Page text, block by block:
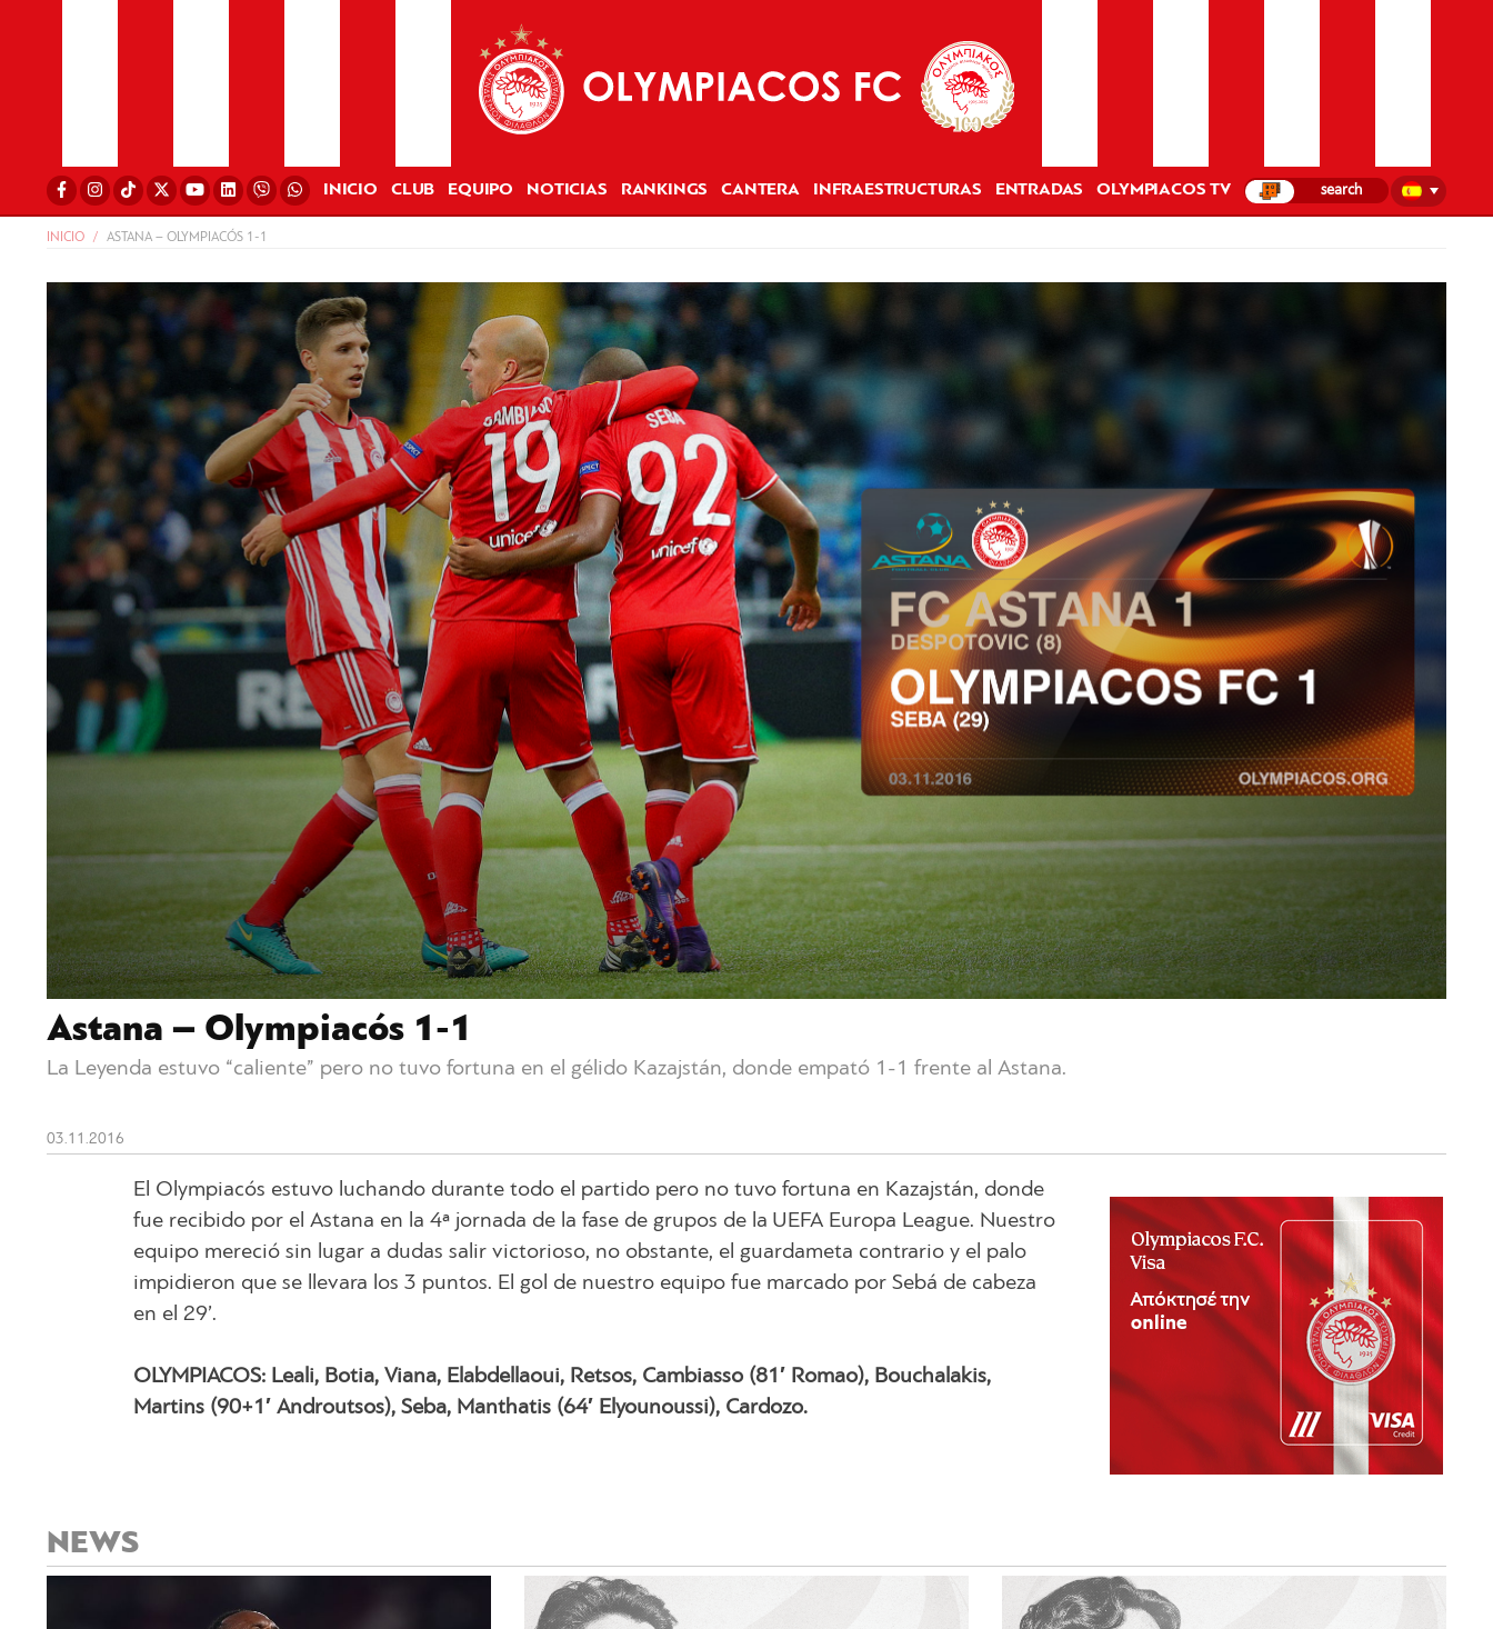
INICIO CLUB EQUIPO NOTICIAS RANKINGS CANTERA INFRAESTRUCTURAS ENTRADAS OLYMPIACOS TV
INICIO ASTANA – OLYMPIACÓS 1-1
Astana – Olympiacós 1-1
La Leyenda estuvo “caliente” pero no tuvo fortuna en el gélido Kazajstán, donde empató 1-1 frente al Astana.
03.11.2016
El Olympiacós estuvo luchando durante todo el partido pero no tuvo fortuna en Kazajstán, donde
fue recibido por el Astana en la 4ª jornada de la fase de grupos de la UEFA Europa League. Nuestro
equipo mereció sin lugar a dudas salir victorioso, no obstante, el guardameta contrario y el palo
impidieron que se llevara los 3 puntos. El gol de nuestro equipo fue marcado por Sebá de cabeza
en el 29’.
OLYMPIACOS: Leali, Botia, Viana, Elabdellaoui, Retsos, Cambiasso (81′ Romao), Bouchalakis,
Martins (90+1′ Androutsos), Seba, Manthatis (64′ Elyounoussi), Cardozo.
NEWS